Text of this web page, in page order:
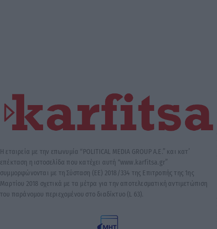
Η εταιρεία με την επωνυμία “POLITICAL MEDIA GROUP A.E.” και κατ’
επέκταση η ιστοσελίδα που κατέχει αυτή “www.karfitsa.gr”
συμμορφώνονται με τη Σύσταση (ΕΕ) 2018/334 της Επιτροπής της 1ης
Μαρτίου 2018 σχετικά με τα μέτρα για την αποτελεσματική αντιμετώπιση
του παράνομου περιεχομένου στο διαδίκτυο (L 63).